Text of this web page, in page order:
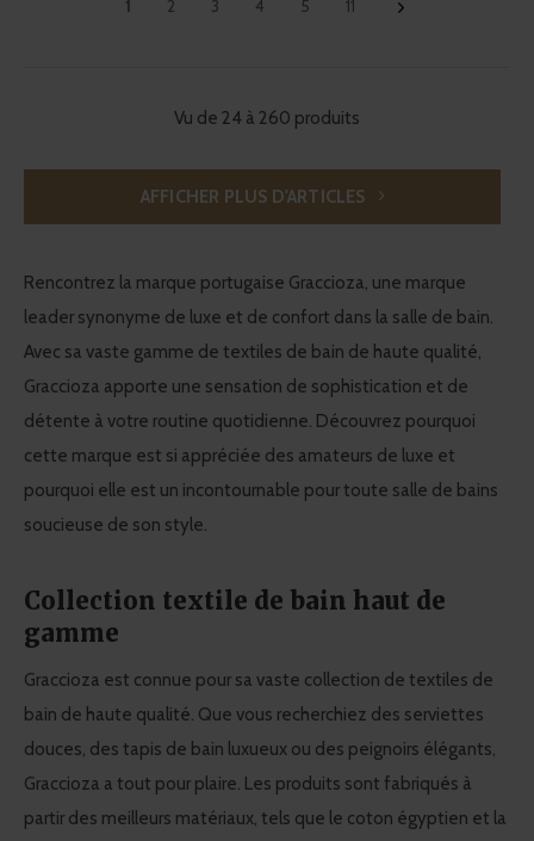
1 2 3 4 5 11
Vu de 24 à 260 produits
AFFICHER PLUS D'ARTICLES
Rencontrez la marque portugaise Graccioza, une marque
leader synonyme de luxe et de confort dans la salle de bain.
Avec sa vaste gamme de textiles de bain de haute qualité,
Graccioza apporte une sensation de sophistication et de
détente à votre routine quotidienne. Découvrez pourquoi
cette marque est si appréciée des amateurs de luxe et
pourquoi elle est un incontournable pour toute salle de bains
soucieuse de son style.
Collection textile de bain haut de
gamme
Graccioza est connue pour sa vaste collection de textiles de
bain de haute qualité. Que vous recherchiez des serviettes
douces, des tapis de bain luxueux ou des peignoirs élégants,
Graccioza a tout pour plaire. Les produits sont fabriqués à
partir des meilleurs matériaux, tels que le coton égyptien et la